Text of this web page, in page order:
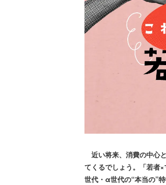
近い将来、消費の中心
てくるでしょう。「若者
世代・α世代の“本当の”